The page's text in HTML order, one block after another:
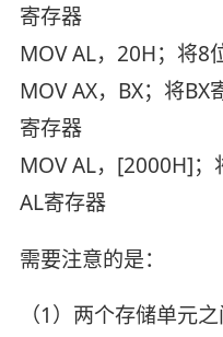
寄存器
MOV AL，20H；将8
MOV AX，BX；将
寄存器
MOV AL，[2000H]
AL寄存器
需要注意的是：
（1）两个存储单元